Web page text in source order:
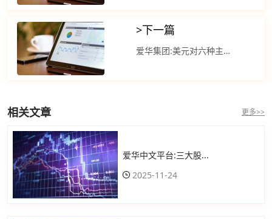
>下一篇
爱华集团:美元对六种主要货币的美元指数当天上涨0.31%
相关文章 更多>>
爱华中文平台:三大股...
2025-11-24